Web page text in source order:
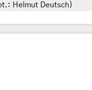
Helmut Deutsch)